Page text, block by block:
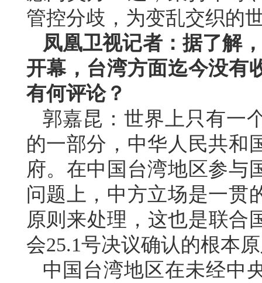
管控分歧，为变乱交织的
凤凰卫视记者：据了解
开幕，台湾方面迄今没有
有何评论？
郭嘉昆：世界上只有一
的一部分，中华人民共和
府。在中国台湾地区参与
问题上，中方立场是一贯
原则来处理，这也是联合
会25.1号决议确认的根本
中国台湾地区在未经中